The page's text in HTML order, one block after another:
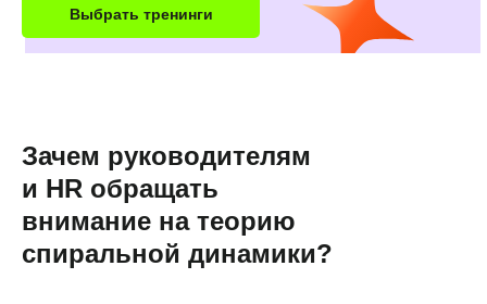
Выбрать тренинги
Зачем руководителям
и HR обращать
внимание на теорию
спиральной динамики?